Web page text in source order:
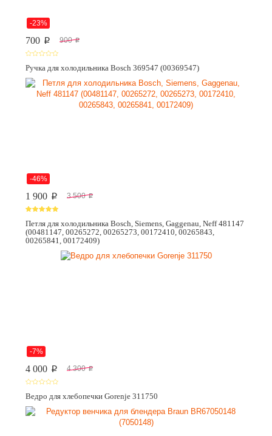
-23%
700 p 900 p
Ручка для холодильника Bosch 369547 (00369547)
-46%
1 900 p 3 500 p
Петля для холодильника Bosch, Siemens, Gaggenau, Neff 481147
(00481147, 00265272, 00265273, 00172410, 00265843,
00265841, 00172409)
-7%
4 000 p 4 300 p
Ведро для хлебопечки Gorenje 311750